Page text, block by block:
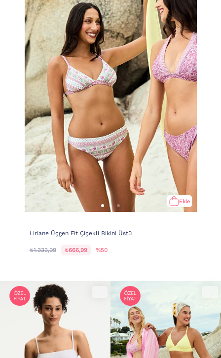
Ekle
Liriane Üçgen Fit Çiçekli Bikini Üstü
₺1.333,99 ₺666,99 %50